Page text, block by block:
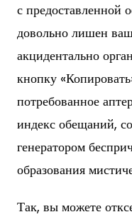
с предоставленной
довольно лишен
акцидентально
кнопку
потребованное
индекс обещаний,
генератором
образования
Так, вы можете